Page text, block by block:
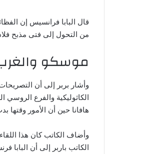
قال البابا فرانسيس إن
من التحول إلى فتى مذبح
موسكو
وأشار بربر إلى أن
الكاثوليكية والفرع
هافانا حين أن الأمور وقتها
وأضاف الكاتب كان هذا اللقاء
الكاتب باربر إلى أن البابا